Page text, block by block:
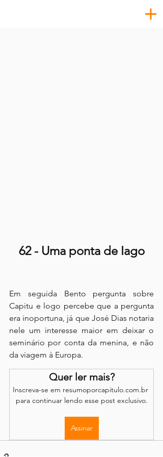
62 - Uma ponta de Iago
Em seguida Bento pergunta sobre
Capitu e logo percebe que a pergunta
era inoportuna, já que José Dias notaria
nele um interesse maior em deixar o
seminário por conta da menina, e não
da viagem à Europa.
Quer ler mais?
Inscreva-se em resumoporcapitulo.com.br
para continuar lendo esse post exclusivo.
Assinar